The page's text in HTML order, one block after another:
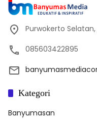
Purwokerto
085603422895
Kategori
Banyumasan